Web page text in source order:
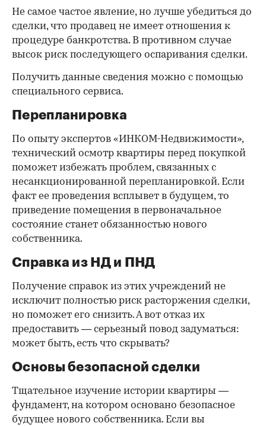
Не самое частое явление, но лучше убедиться до
сделки, что продавец не имеет отношения к
процедуре банкротства. В противном случае
высок риск последующего оспаривания сделки.
Получить данные сведения можно с помощью
специального сервиса.
Перепланировка
По опыту экспертов «ИНКОМ-Недвижимости»,
технический осмотр квартиры перед покупкой
поможет избежать проблем, связанных с
несанкционированной перепланировкой. Если
факт ее проведения всплывет в будущем, то
приведение помещения в первоначальное
состояние станет обязанностью нового
собственника.
Справка из НД и ПНД
Получение справок из этих учреждений не
исключит полностью риск расторжения сделки,
но поможет его снизить. А вот отказ их
предоставить — серьезный повод задуматься:
может быть, есть что скрывать?
Основы безопасной сделки
Тщательное изучение истории квартиры —
фундамент, на котором основано безопасное
будущее нового собственника. Если вы